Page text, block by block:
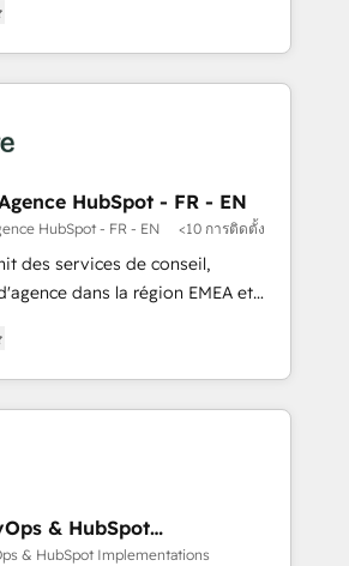
with tailored AI services. 🧩
HubSpot with custom
- Reduce no-shows - Improve
rates - Scale with less
to
+ Tech Team to handle the
out AND building your ideal
to maximize
was named 2023 HubSpot
admin Contact us to
HubSpot - FR - EN
HubSpot - FR - EN <10 การติดตั้ง
des services de conseil,
dans la région EMEA et
Growth, Revops, CRM et
an integrator. With over 115
automation, growth, revops,
(We focus on EMEA - USA
& HubSpot
& HubSpot Implementations